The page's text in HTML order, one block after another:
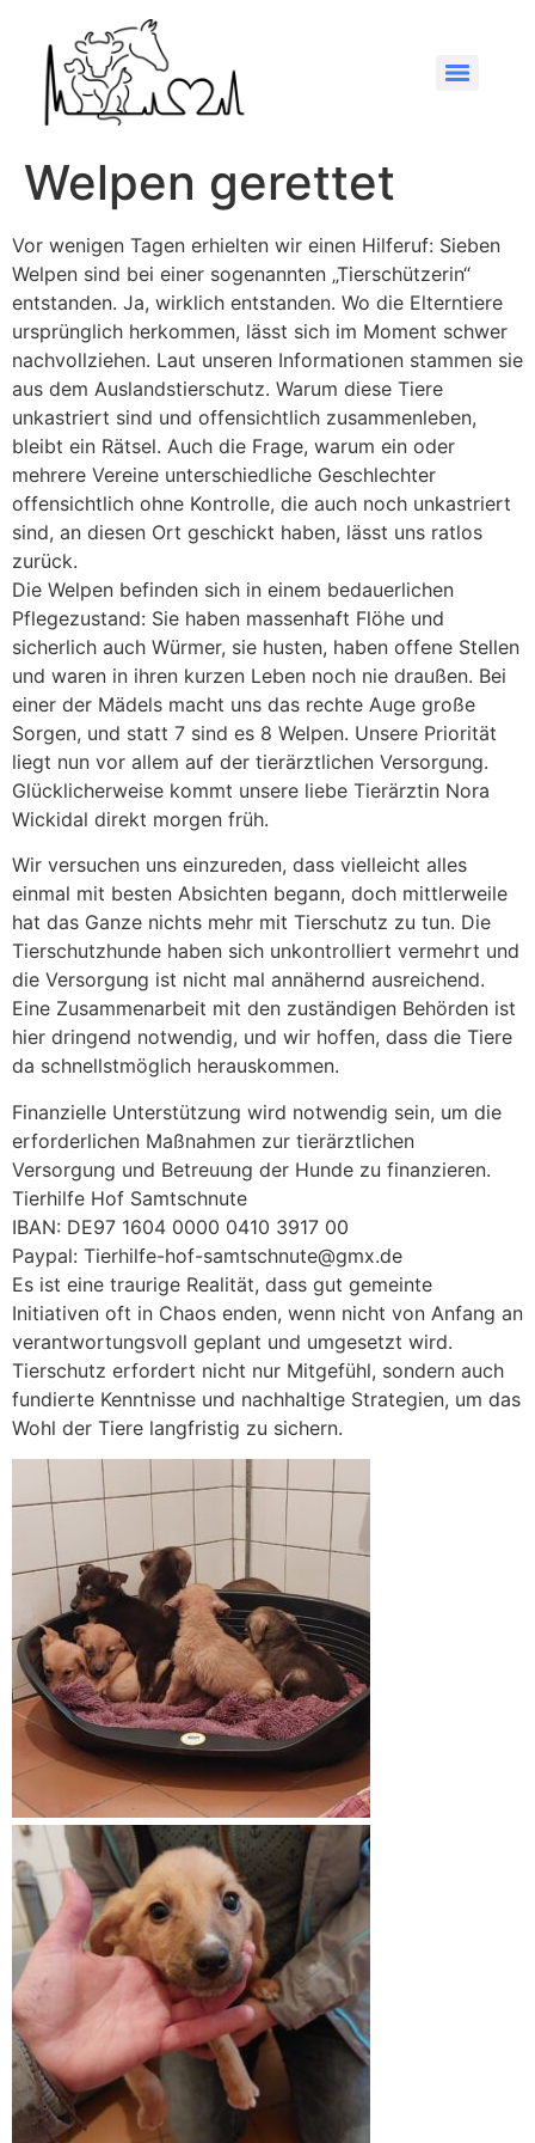
Welpen gerettet
Vor wenigen Tagen erhielten wir einen Hilferuf: Sieben
Welpen sind bei einer sogenannten „Tierschützerin“
entstanden. Ja, wirklich entstanden. Wo die Elterntiere
ursprünglich herkommen, lässt sich im Moment schwer
nachvollziehen. Laut unseren Informationen stammen sie
aus dem Auslandstierschutz. Warum diese Tiere
unkastriert sind und offensichtlich zusammenleben,
bleibt ein Rätsel. Auch die Frage, warum ein oder
mehrere Vereine unterschiedliche Geschlechter
offensichtlich ohne Kontrolle, die auch noch unkastriert
sind, an diesen Ort geschickt haben, lässt uns ratlos
zurück.
Die Welpen befinden sich in einem bedauerlichen
Pflegezustand: Sie haben massenhaft Flöhe und
sicherlich auch Würmer, sie husten, haben offene Stellen
und waren in ihren kurzen Leben noch nie draußen. Bei
einer der Mädels macht uns das rechte Auge große
Sorgen, und statt 7 sind es 8 Welpen. Unsere Priorität
liegt nun vor allem auf der tierärztlichen Versorgung.
Glücklicherweise kommt unsere liebe Tierärztin Nora
Wickidal direkt morgen früh.
Wir versuchen uns einzureden, dass vielleicht alles
einmal mit besten Absichten begann, doch mittlerweile
hat das Ganze nichts mehr mit Tierschutz zu tun. Die
Tierschutzhunde haben sich unkontrolliert vermehrt und
die Versorgung ist nicht mal annähernd ausreichend.
Eine Zusammenarbeit mit den zuständigen Behörden ist
hier dringend notwendig, und wir hoffen, dass die Tiere
da schnellstmöglich herauskommen.
Finanzielle Unterstützung wird notwendig sein, um die
erforderlichen Maßnahmen zur tierärztlichen
Versorgung und Betreuung der Hunde zu finanzieren.
Tierhilfe Hof Samtschnute
IBAN: DE97 1604 0000 0410 3917 00
Paypal: Tierhilfe-hof-samtschnute@gmx.de
Es ist eine traurige Realität, dass gut gemeinte
Initiativen oft in Chaos enden, wenn nicht von Anfang an
verantwortungsvoll geplant und umgesetzt wird.
Tierschutz erfordert nicht nur Mitgefühl, sondern auch
fundierte Kenntnisse und nachhaltige Strategien, um das
Wohl der Tiere langfristig zu sichern.